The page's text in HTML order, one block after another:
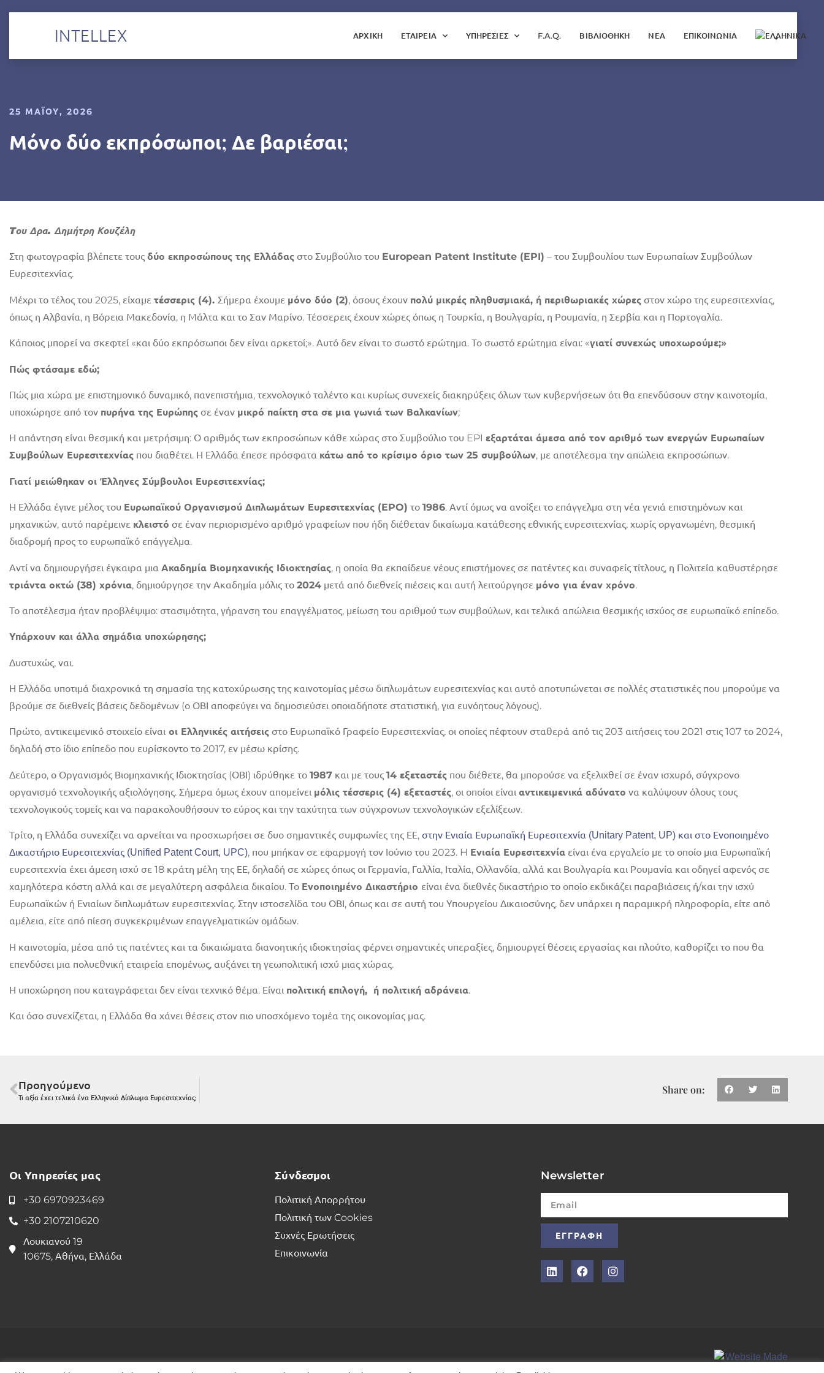
INTELLEX ΑΡΧΙΚΗ ΕΤΑΙΡΕΙΑ ΥΠΗΡΕΣΙΕΣ F.A.Q. ΒΙΒΛΙΟΘΗΚΗ ΝΕΑ ΕΠΙΚΟΙΝΩΝΙΑ
25 ΜΑΪ́ΟΥ, 2026
Μόνο δύο εκπρόσωποι; Δε βαριέσαι;
Tου Δρα. Δημήτρη Κουζέλη
Στη φωτογραφία βλέπετε τους δύο εκπροσώπους της Ελλάδας στο Συμβούλιο του European Patent Institute (EPI) – του Συμβουλίου των Ευρωπαίων Συμβούλων
Ευρεσιτεχνίας.
Μέχρι το τέλος του 2025, είχαμε τέσσερις (4). Σήμερα έχουμε μόνο δύο (2), όσους έχουν πολύ μικρές πληθυσμιακά, ή περιθωριακές χώρες στον χώρο της ευρεσιτεχνίας,
όπως η Αλβανία, η Βόρεια Μακεδονία, η Μάλτα και το Σαν Μαρίνο. Τέσσερεις έχουν χώρες όπως η Τουρκία, η Βουλγαρία, η Ρουμανία, η Σερβία και η Πορτογαλία.
Κάποιος μπορεί να σκεφτεί «και δύο εκπρόσωποι δεν είναι αρκετοί;». Αυτό δεν είναι το σωστό ερώτημα. Το σωστό ερώτημα είναι: «γιατί συνεχώς υποχωρούμε;»
Πώς φτάσαμε εδώ;
Πώς μια χώρα με επιστημονικό δυναμικό, πανεπιστήμια, τεχνολογικό ταλέντο και κυρίως συνεχείς διακηρύξεις όλων των κυβερνήσεων ότι θα επενδύσουν στην καινοτομία,
υποχώρησε από τον πυρήνα της Ευρώπης σε έναν μικρό παίκτη στα σε μια γωνιά των Βαλκανίων;
Η απάντηση είναι θεσμική και μετρήσιμη: Ο αριθμός των εκπροσώπων κάθε χώρας στο Συμβούλιο του EPI εξαρτάται άμεσα από τον αριθμό των ενεργών Ευρωπαίων
Συμβούλων Ευρεσιτεχνίας που διαθέτει. Η Ελλάδα έπεσε πρόσφατα κάτω από το κρίσιμο όριο των 25 συμβούλων, με αποτέλεσμα την απώλεια εκπροσώπων.
Γιατί μειώθηκαν οι Έλληνες Σύμβουλοι Ευρεσιτεχνίας;
Η Ελλάδα έγινε μέλος του Ευρωπαϊκού Οργανισμού Διπλωμάτων Ευρεσιτεχνίας (EPO) το 1986. Αντί όμως να ανοίξει το επάγγελμα στη νέα γενιά επιστημόνων και
μηχανικών, αυτό παρέμεινε κλειστό σε έναν περιορισμένο αριθμό γραφείων που ήδη διέθεταν δικαίωμα κατάθεσης εθνικής ευρεσιτεχνίας, χωρίς οργανωμένη, θεσμική
διαδρομή προς το ευρωπαϊκό επάγγελμα.
Αντί να δημιουργήσει έγκαιρα μια Ακαδημία Βιομηχανικής Ιδιοκτησίας, η οποία θα εκπαίδευε νέους επιστήμονες σε πατέντες και συναφείς τίτλους, η Πολιτεία καθυστέρησε
τριάντα οκτώ (38) χρόνια, δημιούργησε την Ακαδημία μόλις το 2024 μετά από διεθνείς πιέσεις και αυτή λειτούργησε μόνο για έναν χρόνο.
Το αποτέλεσμα ήταν προβλέψιμο: στασιμότητα, γήρανση του επαγγέλματος, μείωση του αριθμού των συμβούλων, και τελικά απώλεια θεσμικής ισχύος σε ευρωπαϊκό επίπεδο.
Υπάρχουν και άλλα σημάδια υποχώρησης;
Δυστυχώς, ναι.
Η Ελλάδα υποτιμά διαχρονικά τη σημασία της κατοχύρωσης της καινοτομίας μέσω διπλωμάτων ευρεσιτεχνίας και αυτό αποτυπώνεται σε πολλές στατιστικές που μπορούμε να
βρούμε σε διεθνείς βάσεις δεδομένων (ο ΟΒΙ αποφεύγει να δημοσιεύσει οποιαδήποτε στατιστική, για ευνόητους λόγους).
Πρώτο, αντικειμενικό στοιχείο είναι οι Ελληνικές αιτήσεις στο Ευρωπαϊκό Γραφείο Ευρεσιτεχνίας, οι οποίες πέφτουν σταθερά από τις 203 αιτήσεις του 2021 στις 107 το 2024,
δηλαδή στο ίδιο επίπεδο που ευρίσκοντο το 2017, εν μέσω κρίσης.
Δεύτερο, ο Οργανισμός Βιομηχανικής Ιδιοκτησίας (ΟΒΙ) ιδρύθηκε το 1987 και με τους 14 εξεταστές που διέθετε, θα μπορούσε να εξελιχθεί σε έναν ισχυρό, σύγχρονο
οργανισμό τεχνολογικής αξιολόγησης. Σήμερα όμως έχουν απομείνει μόλις τέσσερις (4) εξεταστές, οι οποίοι είναι αντικειμενικά αδύνατο να καλύψουν όλους τους
τεχνολογικούς τομείς και να παρακολουθήσουν το εύρος και την ταχύτητα των σύγχρονων τεχνολογικών εξελίξεων.
Τρίτο, η Ελλάδα συνεχίζει να αρνείται να προσχωρήσει σε δυο σημαντικές συμφωνίες της ΕΕ, στην Ενιαία Ευρωπαϊκή Ευρεσιτεχνία (Unitary Patent, UP) και στο Ενοποιημένο
Δικαστήριο Ευρεσιτεχνίας (Unified Patent Court, UPC), που μπήκαν σε εφαρμογή τον Ιούνιο του 2023. H Ενιαία Ευρεσιτεχνία είναι ένα εργαλείο με το οποίο μια Ευρωπαϊκή
ευρεσιτεχνία έχει άμεση ισχύ σε 18 κράτη μέλη της ΕΕ, δηλαδή σε χώρες όπως οι Γερμανία, Γαλλία, Ιταλία, Ολλανδία, αλλά και Βουλγαρία και Ρουμανία και οδηγεί αφενός σε
χαμηλότερα κόστη αλλά και σε μεγαλύτερη ασφάλεια δικαίου. Το Ενοποιημένο Δικαστήριο είναι ένα διεθνές δικαστήριο το οποίο εκδικάζει παραβιάσεις ή/και την ισχύ
Ευρωπαϊκών ή Ενιαίων διπλωμάτων ευρεσιτεχνίας. Στην ιστοσελίδα του ΟΒΙ, όπως και σε αυτή του Υπουργείου Δικαιοσύνης, δεν υπάρχει η παραμικρή πληροφορία, είτε από
αμέλεια, είτε από πίεση συγκεκριμένων επαγγελματικών ομάδων.
Η καινοτομία, μέσα από τις πατέντες και τα δικαιώματα διανοητικής ιδιοκτησίας φέρνει σημαντικές υπεραξίες, δημιουργεί θέσεις εργασίας και πλούτο, καθορίζει το που θα
επενδύσει μια πολυεθνική εταιρεία επομένως, αυξάνει τη γεωπολιτική ισχύ μιας χώρας.
Η υποχώρηση που καταγράφεται δεν είναι τεχνικό θέμα. Είναι πολιτική επιλογή, ή πολιτική αδράνεια.
Και όσο συνεχίζεται, η Ελλάδα θα χάνει θέσεις στον πιο υποσχόμενο τομέα της οικονομίας μας.
Προηγούμενο
Τι αξία έχει τελικά ένα Ελληνικό Δίπλωμα Ευρεσιτεχνίας;
Share on:
Οι Υπηρεσίες μας
+30 6970923469
+30 2107210620
Λουκιανού 19
10675, Αθήνα, Ελλάδα
Σύνδεσμοι
Πολιτική Απορρήτου
Πολιτική των Cookies
Συχνές Ερωτήσεις
Επικοινωνία
Newsletter
ΕΓΓΡΑΦΗ